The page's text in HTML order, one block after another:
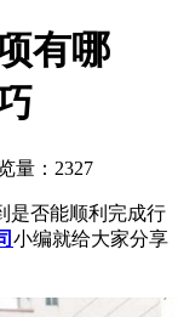
有哪
量：2327
是否能顺利完成行
小编就给大家分享